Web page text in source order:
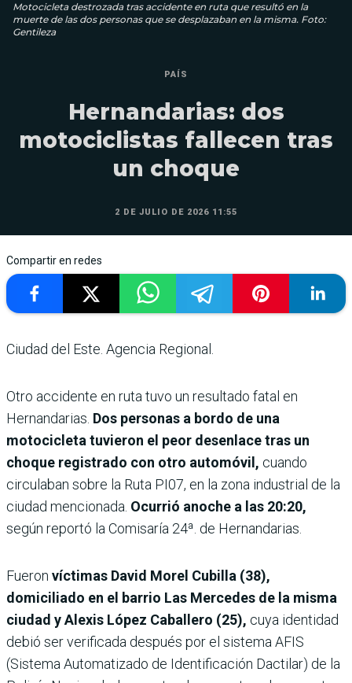
Motocicleta destrozada tras accidente en ruta que resultó en la
muerte de las dos personas que se desplazaban en la misma. Foto:
Gentileza
PAÍS
Hernandarias: dos
motociclistas fallecen tras
un choque
2 DE JULIO DE 2026 11:55
Compartir en redes
Ciudad del Este. Agencia Regional.
Otro accidente en ruta tuvo un resultado fatal en
Hernandarias. Dos personas a bordo de una
motocicleta tuvieron el peor desenlace tras un
choque registrado con otro automóvil, cuando
circulaban sobre la Ruta PI07, en la zona industrial de la
ciudad mencionada. Ocurrió anoche a las 20:20,
según reportó la Comisaría 24ª. de Hernandarias.
Fueron víctimas David Morel Cubilla (38),
domiciliado en el barrio Las Mercedes de la misma
ciudad y Alexis López Caballero (25), cuya identidad
debió ser verificada después por el sistema AFIS
(Sistema Automatizado de Identificación Dactilar) de la